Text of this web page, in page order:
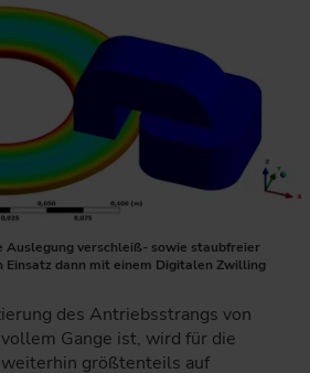
verschleiß- sowie staubfreier
dann mit einem Digitalen Zwilling
des Antriebsstrangs von
Gange ist, wird für die
größtenteils auf